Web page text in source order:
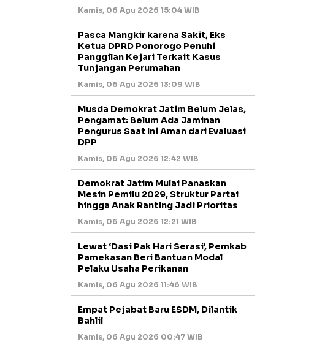
Kamis, 06 Agu 2026 15:04 WIB
Pasca Mangkir karena Sakit, Eks
Ketua DPRD Ponorogo Penuhi
Panggilan Kejari Terkait Kasus
Tunjangan Perumahan
Kamis, 06 Agu 2026 13:09 WIB
Musda Demokrat Jatim Belum Jelas,
Pengamat: Belum Ada Jaminan
Pengurus Saat Ini Aman dari Evaluasi
DPP
Kamis, 06 Agu 2026 12:42 WIB
Demokrat Jatim Mulai Panaskan
Mesin Pemilu 2029, Struktur Partai
hingga Anak Ranting Jadi Prioritas
Kamis, 06 Agu 2026 12:21 WIB
Lewat ‘Dasi Pak Hari Serasi’, Pemkab
Pamekasan Beri Bantuan Modal
Pelaku Usaha Perikanan
Kamis, 06 Agu 2026 11:46 WIB
Empat Pejabat Baru ESDM, Dilantik
Bahlil
Kamis, 06 Agu 2026 00:47 WIB